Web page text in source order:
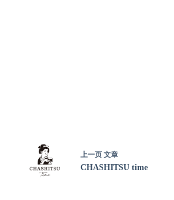
上一页 文章
CHASHITSU time